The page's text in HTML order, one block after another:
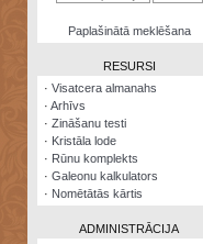
NomētātāsPaplašinātā meklēšana
RESURSI
· Visatcera almanahs
· Arhīvs
· Zināšanu testi
· Kristāla lode
· Rūnu komplekts
· Galeonu kalkulators
· Nomētātās kārtis
ADMINISTRĀCIJA